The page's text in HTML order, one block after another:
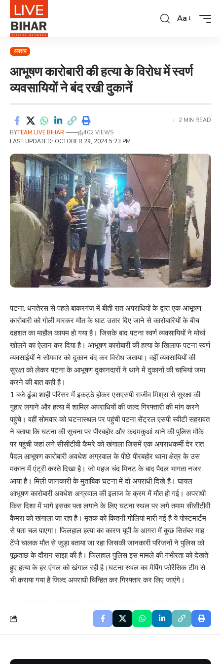
Aa
अपराध
आभूषण कारोबारी की हत्या के विरोध में स्वर्ण
व्यवसायियों ने बंद रखी दुकानें
LAST UPDATED: OCTOBER 29, 2024 5:23 PM
BYTEAM LIVE BIHAR 402 VIEWS
2 MIN READ
पटना: धनतेरस से पहले बाकरगंज में बीती रात अपराधियों के द्वारा एक आभूषण
कारोबारी को गोली मारकर मौत के घाट उतार दिए जाने से कारोबारियों के बीच
दहशत का माहौल कायम हो गया है। जिसके बाद पटना स्वर्ण व्यवसायियों ने मोर्चा
खोलने का ऐलान कर दिया है। आभूषण कारोबारी की हत्या के खिलाफ पटना स्वर्ण
व्यवसाईयों ने सोमवार को दुकान बंद कर विरोध जताया। वहीं व्यवसायियों की
सुरक्षा को लेकर पटना के आभूषण दुकानदारों ने थाने में दुकानों की चाभियां जमा
करने की बात कही है।
1 बजे ढूंडा शाही परिसर में इकट्ठे होकर एसएसपी राजीव मिश्रा से सुरक्षा की
गुहार लगाने और हत्या में शामिल अपराधियों की जल्द गिरफ्तारी की मांग करने
पहुंचे। वहीं सोमवार को घटनास्थल पर पहुंची पटना सेंट्रल एसपी स्वीटी सहरावत
ने बताया कि घटना की सूचना पर पीरबहोर और कदमकुआं थाने की पुलिस मौके
पर पहुंची जहां लगे सीसीटीवी कैमरे को खंगाला जिसमें एक अपराधकर्मी देर रात
पैदल आभूषण कारोबारी अवधेश अग्रवाल के पीछे पीरबहोर थाना क्षेत्र के उस
मकान में एंट्री करते दिखा है। जो महज चंद मिनट के बाद पैदल भागता नजर
आया है। मिली जानकारी के मुताबिक घटना में दो अपराधी दिखे है। घायल
आभूषण कारोबारी अवधेश अग्रवाल की इलाज के क्रम में मौत हो गई। अपराधी
किस दिशा में भागे इसका पता लगाने के लिए घटना स्थल पर लगे तमाम सीसीटीवी
कैमरा को खंगाला जा रहा है। मृतक को कितनी गोलियां मारी गई है ये पोस्टमार्टम
से पता चल पाएगा। फिलहाल हत्या का कारण यूपी के आगरा में कुछ सितंबर माह
टेंपो चालक मौत से जुड़ा बताया जा रहा जिसकी जानकारी परिजनों ने पुलिस को
पूछताछ के दौरान साझा की है। फिलहाल पुलिस इस मामले की गंभीरता को देखते
हुए हत्या के हर एंगल को खंगाल रही है।घटना स्थल का मैपिंग फोरेंसिक टीम से
भी कराया गया है जिल्द अपराधी चिन्हित कर गिरफ्तार कर लिए जाएंगे।